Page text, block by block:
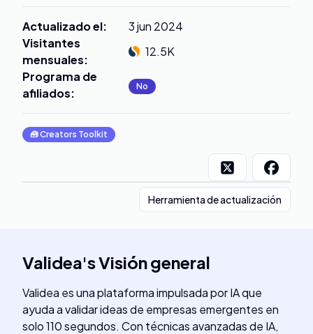
Actualizado el:
3 jun 2024
Visitantes
mensuales:
12.5K
Programa de
afiliados: No
🧰Creators Toolkit
Herramienta de actualización
Validea'sVisión general
Validea es una plataforma impulsada por IA que
ayuda a validar ideas de empresas emergentes en
solo 110 segundos. Con técnicas avanzadas de IA,